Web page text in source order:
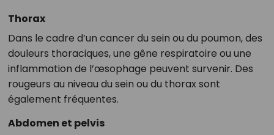
Thorax
Dans le cadre d’un cancer du sein ou du poumon, des
douleurs thoraciques, une gêne respiratoire ou une
inflammation de l’œsophage peuvent survenir. Des
rougeurs au niveau du sein ou du thorax sont
également fréquentes.
Abdomen et pelvis